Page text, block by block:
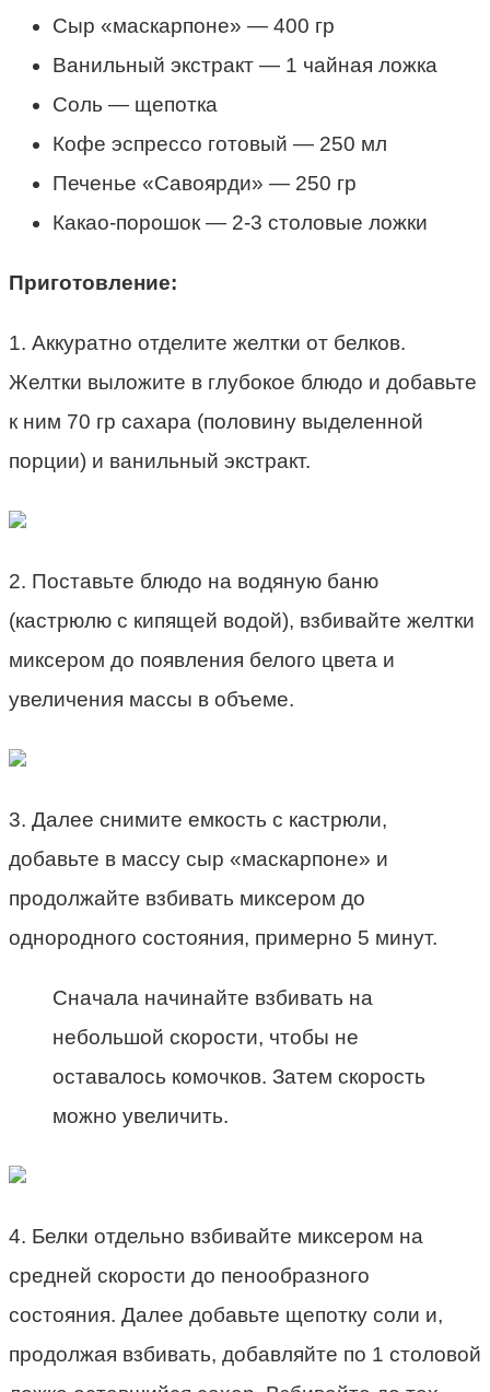
Сыр «маскарпоне» — 400 гр
Ванильный экстракт — 1 чайная ложка
Соль — щепотка
Кофе эспрессо готовый — 250 мл
Печенье «Савоярди» — 250 гр
Какао-порошок — 2-3 столовые ложки
Приготовление:
1. Аккуратно отделите желтки от белков.
Желтки выложите в глубокое блюдо и добавьте
к ним 70 гр сахара (половину выделенной
порции) и ванильный экстракт.
2. Поставьте блюдо на водяную баню
(кастрюлю с кипящей водой), взбивайте желтки
миксером до появления белого цвета и
увеличения массы в объеме.
3. Далее снимите емкость с кастрюли,
добавьте в массу сыр «маскарпоне» и
продолжайте взбивать миксером до
однородного состояния, примерно 5 минут.
Сначала начинайте взбивать на
небольшой скорости, чтобы не
оставалось комочков. Затем скорость
можно увеличить.
4. Белки отдельно взбивайте миксером на
средней скорости до пенообразного
состояния. Далее добавьте щепотку соли и,
продолжая взбивать, добавляйте по 1 столовой